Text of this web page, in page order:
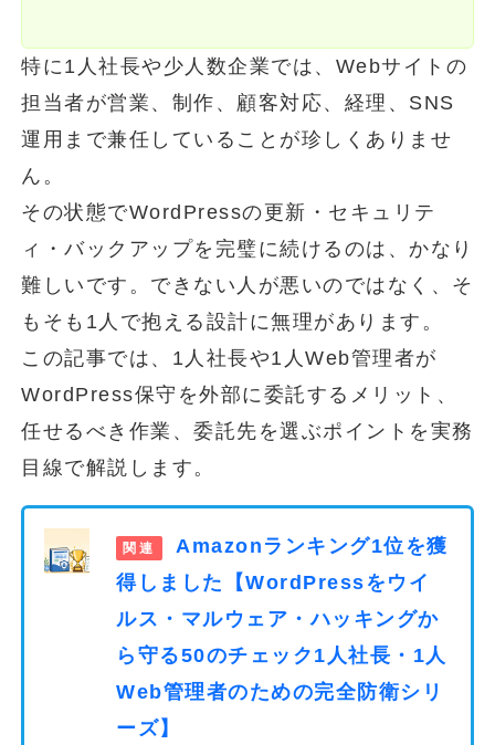
特に1人社長や少人数企業では、Webサイトの
担当者が営業、制作、顧客対応、経理、SNS
運用まで兼任していることが珍しくありませ
ん。
その状態でWordPressの更新・セキュリテ
ィ・バックアップを完璧に続けるのは、かなり
難しいです。できない人が悪いのではなく、そ
もそも1人で抱える設計に無理があります。
この記事では、1人社長や1人Web管理者が
WordPress保守を外部に委託するメリット、
任せるべき作業、委託先を選ぶポイントを実務
目線で解説します。
Amazonランキング1位を獲
得しました【WordPressをウイ
ルス・マルウェア・ハッキングか
ら守る50のチェック1人社長・1人
Web管理者のための完全防衛シリ
ーズ】